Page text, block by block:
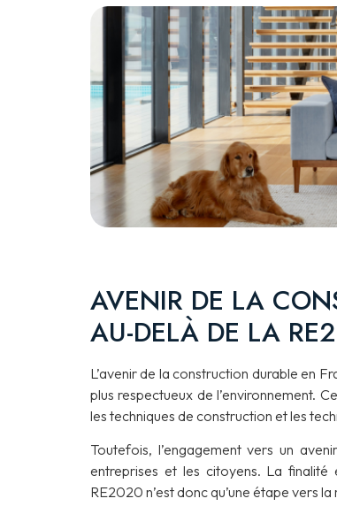
AVENIR DE LA
AU-DELÀ DE LA
L’avenir de la construction durable en
plus respectueux de l’environnement.
les techniques de construction et les
Toutefois, l’engagement vers un
entreprises et les citoyens. La finalité
RE2020 n’est donc qu’une étape vers